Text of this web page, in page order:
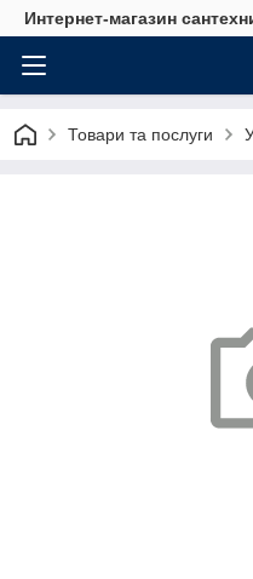
Интернет-магазин
Товари та послуги